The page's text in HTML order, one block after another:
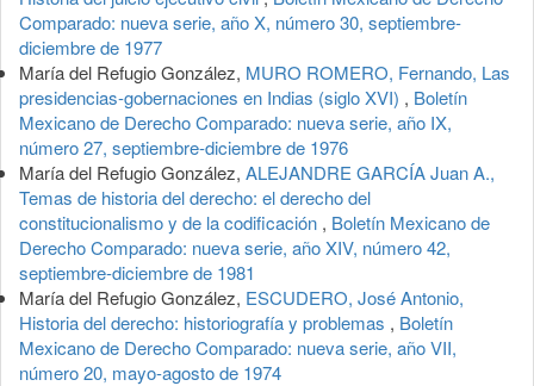
Comparado: nueva serie, año X, número 30, septiembre-
diciembre de 1977
María del Refugio González, MURO ROMERO, Fernando, Las
presidencias-gobernaciones en Indias (siglo XVI) , Boletín
Mexicano de Derecho Comparado: nueva serie, año IX,
número 27, septiembre-diciembre de 1976
María del Refugio González, ALEJANDRE GARCÍA Juan A.,
Temas de historia del derecho: el derecho del
constitucionalismo y de la codificación , Boletín Mexicano de
Derecho Comparado: nueva serie, año XIV, número 42,
septiembre-diciembre de 1981
María del Refugio González, ESCUDERO, José Antonio,
Historia del derecho: historiografía y problemas , Boletín
Mexicano de Derecho Comparado: nueva serie, año VII,
número 20, mayo-agosto de 1974